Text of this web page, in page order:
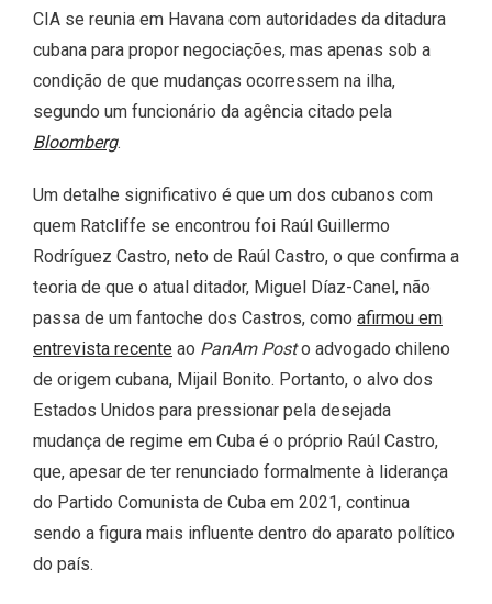
CIA se reunia em Havana com autoridades da ditadura
cubana para propor negociações, mas apenas sob a
condição de que mudanças ocorressem na ilha,
segundo um funcionário da agência citado pela
Bloomberg.
Um detalhe significativo é que um dos cubanos com
quem Ratcliffe se encontrou foi Raúl Guillermo
Rodríguez Castro, neto de Raúl Castro, o que confirma a
teoria de que o atual ditador, Miguel Díaz-Canel, não
passa de um fantoche dos Castros, como afirmou em
entrevista recente ao PanAm Posto advogado chileno
de origem cubana, Mijail Bonito. Portanto, o alvo dos
Estados Unidos para pressionar pela desejada
mudança de regime em Cuba é o próprio Raúl Castro,
que, apesar de ter renunciado formalmente à liderança
do Partido Comunista de Cuba em 2021, continua
sendo a figura mais influente dentro do aparato político
do país.